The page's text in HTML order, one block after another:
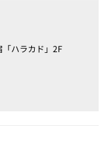
ハラカド」2F